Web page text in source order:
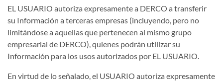
EL USUARIO autoriza expresamente a DERCO a transferir
su Información a terceras empresas (incluyendo, pero no
limitándose a aquellas que pertenecen al mismo grupo
empresarial de DERCO), quienes podrán utilizar su
Información para los usos autorizados por EL USUARIO.
En virtud de lo señalado, el USUARIO autoriza expresamente